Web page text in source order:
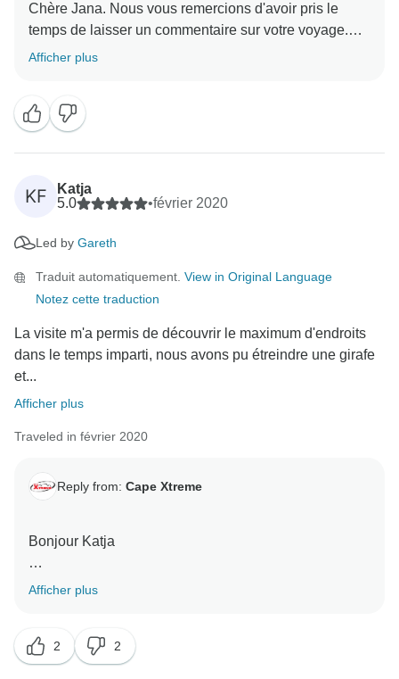
Chère Jana. Nous vous remercions d'avoir pris le
temps de laisser un commentaire sur votre voyage.
Nous sommes très heureux d'apprendre que vous
Afficher plus
KF
Katja
5.0
•février 2020
Led by Gareth
Traduit automatiquement. View in Original Language
Notez cette traduction
La visite m'a permis de découvrir le maximum d'endroits
dans le temps imparti, nous avons pu étreindre une girafe
et...
Afficher plus
Traveled in février 2020
Reply from: Cape Xtreme
Bonjour Katja
Nous vous remercions pour votre excellent
la Route des Jardins, ainsi que sur tous les points
forts que vous avez vécus. Nous sommes heureux
Afficher plus
2 2